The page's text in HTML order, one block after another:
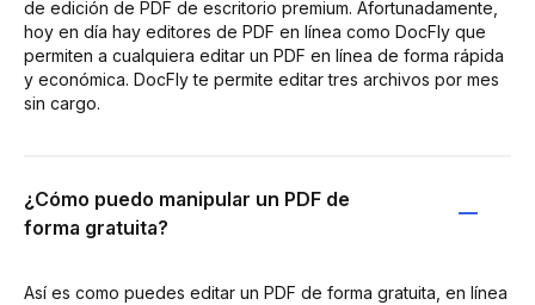
de edición de PDF de escritorio premium. Afortunadamente,
hoy en día hay editores de PDF en línea como DocFly que
permiten a cualquiera editar un PDF en línea de forma rápida
y económica. DocFly te permite editar tres archivos por mes
sin cargo.
¿Cómo puedo manipular un PDF de
forma gratuita?
Así es como puedes editar un PDF de forma gratuita, en línea